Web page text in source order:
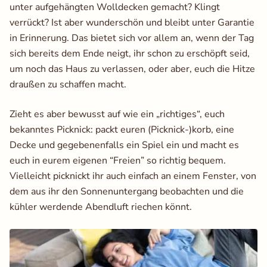
unter aufgehängten Wolldecken gemacht? Klingt
verrückt? Ist aber wunderschön und bleibt unter Garantie
in Erinnerung. Das bietet sich vor allem an, wenn der Tag
sich bereits dem Ende neigt, ihr schon zu erschöpft seid,
um noch das Haus zu verlassen, oder aber, euch die Hitze
draußen zu schaffen macht.
Zieht es aber bewusst auf wie ein „richtiges“, euch
bekanntes Picknick: packt euren (Picknick-)korb, eine
Decke und gegebenenfalls ein Spiel ein und macht es
euch in eurem eigenen “Freien” so richtig bequem.
Vielleicht picknickt ihr auch einfach an einem Fenster, von
dem aus ihr den Sonnenuntergang beobachten und die
kühler werdende Abendluft riechen könnt.